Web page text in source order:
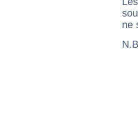
ne